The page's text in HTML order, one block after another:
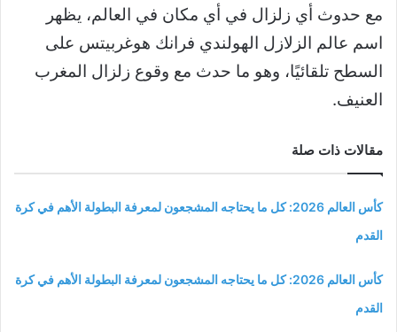
مع حدوث أي زلزال في أي مكان في العالم، يظهر
اسم عالم الزلازل الهولندي فرانك هوغربيتس على
السطح تلقائيًا، وهو ما حدث مع وقوع زلزال المغرب
العنيف.
مقالات ذات صلة
كأس العالم 2026: كل ما يحتاجه المشجعون لمعرفة البطولة الأهم في كرة
القدم
كأس العالم 2026: كل ما يحتاجه المشجعون لمعرفة البطولة الأهم في كرة
القدم